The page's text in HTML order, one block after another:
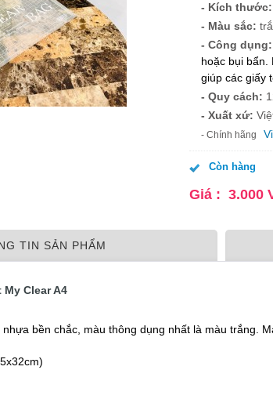
- Kích thước:
- Màu sắc:
- Công dụng:
hoặc bụi bẩn.
giúp các giấy
- Quy cách:
- Xuất xứ:
- Chính hãng
Còn hàng
Giá : 3.000
TIN SẢN PHẨM
Clear A4
nhựa bền chắc, màu thông dụng nhất là màu trắng.